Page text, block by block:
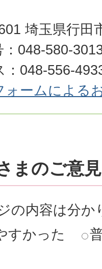
埼玉県行田
：048-580-
：048-556-
ォームによる
まのご意
の内容は分
すかった